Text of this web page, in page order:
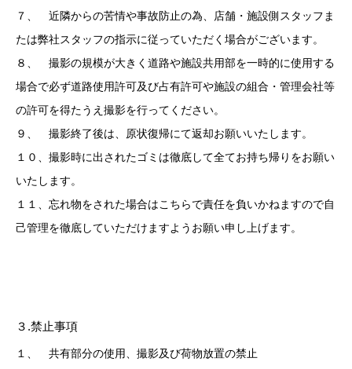
７、 近隣からの苦情や事故防止の為、店舗・施設側スタッフま
たは弊社スタッフの指示に従っていただく場合がございます。
８、 撮影の規模が大きく道路や施設共用部を一時的に使用する
場合で必ず道路使用許可及び占有許可や施設の組合・管理会社等
の許可を得たうえ撮影を行ってください。
９、 撮影終了後は、原状復帰にて返却お願いいたします。
１０、撮影時に出されたゴミは徹底して全てお持ち帰りをお願い
いたします。
１１、忘れ物をされた場合はこちらで責任を負いかねますので自
己管理を徹底していただけますようお願い申し上げます。
３.禁止事項
１、 共有部分の使用、撮影及び荷物放置の禁止